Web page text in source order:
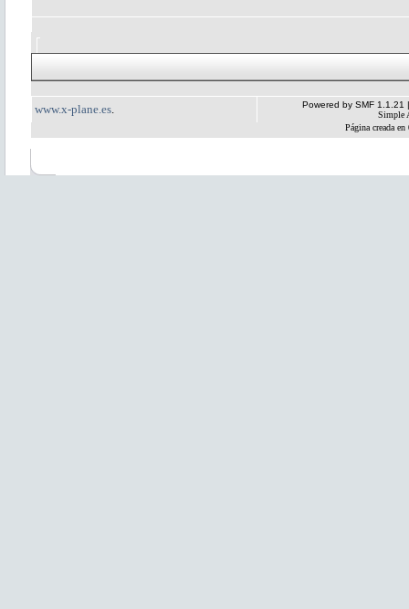
www.x-plane.es Powered by SMF 1.1.21
Simple
Página creada